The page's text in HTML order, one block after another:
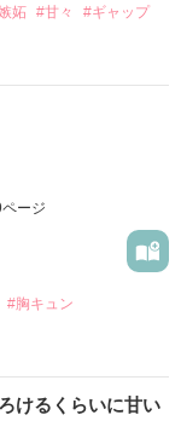
妬 #甘々 #ギャップ
から振った。
子様”と呼ばれる
ージ
#胸キュン
けるくらいに甘い